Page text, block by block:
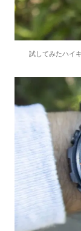
試してみたハイ